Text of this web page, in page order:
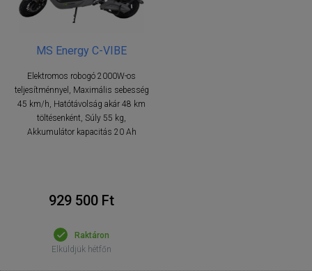
MS Energy C-VIBE
Elektromos robogó 2000W-os
teljesítménnyel, Maximális sebesség
45 km/h, Hatótávolság akár 48 km
töltésenként, Súly 55 kg,
Akkumulátor kapacitás 20 Ah
929 500 Ft
Raktáron
Elküldjük hétfőn